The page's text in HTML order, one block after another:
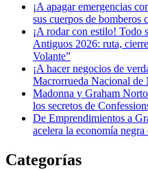
¡A apagar emergencias
sus cuerpos de bomberos
¡A rodar con estilo! Todo
Antiguos 2026: ruta,
Volante”
¡A hacer negocios de
Macrorrueda Nacional de
Madonna y Graham
los secretos de
De Emprendimientos a
acelera la economía
Categorías